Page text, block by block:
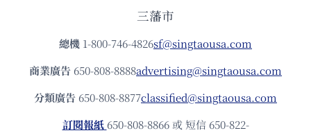
三藩市
總機 1-800-746-4826sf@singtaousa.com
商業廣告 650-808-8888advertising@singtaousa.com
分類廣告 650-808-8877classified@singtaousa.com
訂閱報紙 650-808-8866 或 短信 650-822-